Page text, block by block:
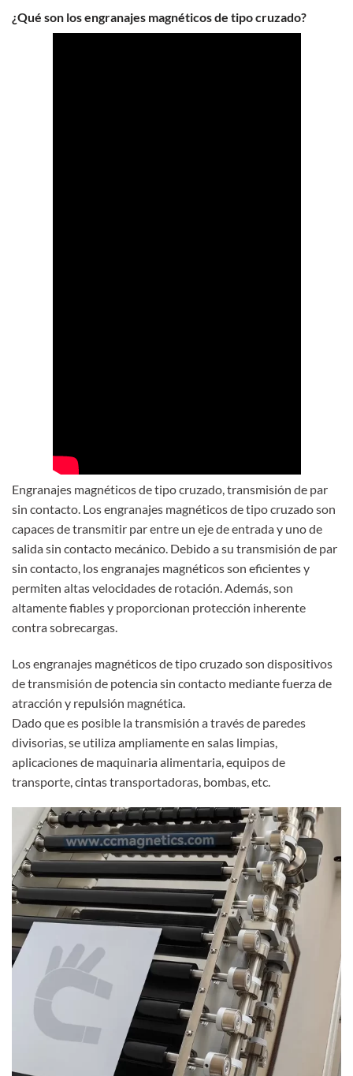
¿Qué son los engranajes magnéticos de tipo cruzado?
Engranajes magnéticos de tipo cruzado, transmisión de par
sin contacto. Los engranajes magnéticos de tipo cruzado son
capaces de transmitir par entre un eje de entrada y uno de
salida sin contacto mecánico. Debido a su transmisión de par
sin contacto, los engranajes magnéticos son eficientes y
permiten altas velocidades de rotación. Además, son
altamente fiables y proporcionan protección inherente
contra sobrecargas.
Los engranajes magnéticos de tipo cruzado son dispositivos
de transmisión de potencia sin contacto mediante fuerza de
atracción y repulsión magnética.
Dado que es posible la transmisión a través de paredes
divisorias, se utiliza ampliamente en salas limpias,
aplicaciones de maquinaria alimentaria, equipos de
transporte, cintas transportadoras, bombas, etc.